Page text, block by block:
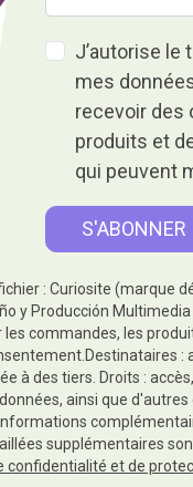
J’autorise le
mes
recevoir des
produits et
qui peuvent
: Curiosite (marque
y Producción Multimedia
commandes, les
:
à des tiers. Droits :
ainsi que
supplémentaires
confidentialité et de